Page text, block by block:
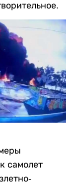
самолет